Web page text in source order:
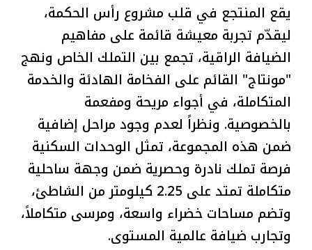
يقع المنتجع في قلب مشروع رأس الحكمة،
ليقدّم تجربة معيشة قائمة على مفاهيم
الضيافة الراقية، تجمع بين التملك الخاص ونهج
"مونتاج" القائم على الفخامة الهادئة والخدمة
المتكاملة، في أجواء مريحة ومفعمة
بالخصوصية. ونظراً لعدم وجود مراحل إضافية
ضمن هذه المجموعة، تمثل الوحدات السكنية
فرصة تملك نادرة وحصرية ضمن وجهة ساحلية
متكاملة تمتد على 2.25 كيلومتر من الشاطئ،
وتضم مساحات خضراء واسعة، ومرسى متكاملاً،
وتجارب ضيافة عالمية المستوى.